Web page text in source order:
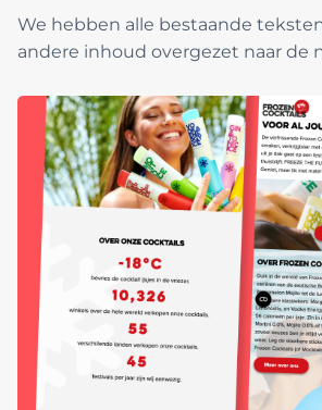
We hebben alle bestaande
andere inhoud overgezet naar de